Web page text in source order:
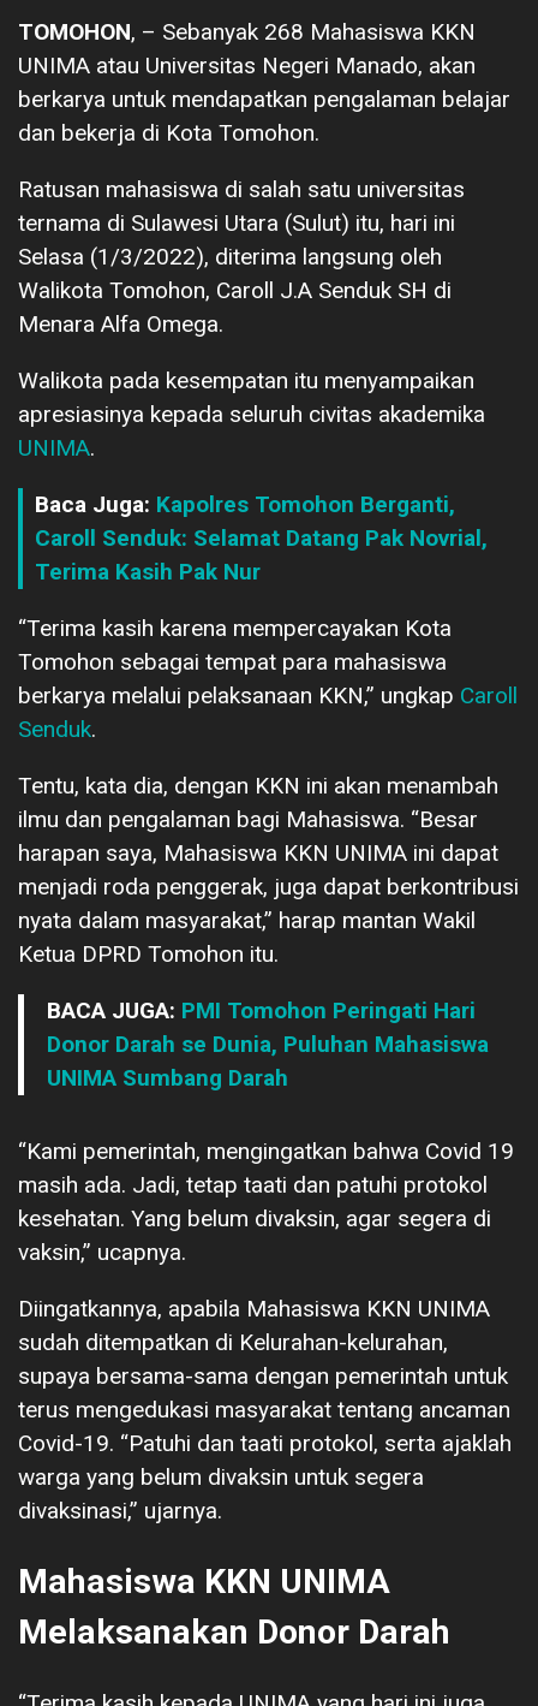
TOMOHON, – Sebanyak 268 Mahasiswa KKN
UNIMA atau Universitas Negeri Manado, akan
berkarya untuk mendapatkan pengalaman belajar
dan bekerja di Kota Tomohon.
Ratusan mahasiswa di salah satu universitas
ternama di Sulawesi Utara (Sulut) itu, hari ini
Selasa (1/3/2022), diterima langsung oleh
Walikota Tomohon, Caroll J.A Senduk SH di
Menara Alfa Omega.
Walikota pada kesempatan itu menyampaikan
apresiasinya kepada seluruh civitas akademika
UNIMA.
Baca Juga: Kapolres Tomohon Berganti,
Caroll Senduk: Selamat Datang Pak Novrial,
Terima Kasih Pak Nur
“Terima kasih karena mempercayakan Kota
Tomohon sebagai tempat para mahasiswa
berkarya melalui pelaksanaan KKN,” ungkap Caroll
Senduk.
Tentu, kata dia, dengan KKN ini akan menambah
ilmu dan pengalaman bagi Mahasiswa. “Besar
harapan saya, Mahasiswa KKN UNIMA ini dapat
menjadi roda penggerak, juga dapat berkontribusi
nyata dalam masyarakat,” harap mantan Wakil
Ketua DPRD Tomohon itu.
BACA JUGA: PMI Tomohon Peringati Hari
Donor Darah se Dunia, Puluhan Mahasiswa
UNIMA Sumbang Darah
“Kami pemerintah, mengingatkan bahwa Covid 19
masih ada. Jadi, tetap taati dan patuhi protokol
kesehatan. Yang belum divaksin, agar segera di
vaksin,” ucapnya.
Diingatkannya, apabila Mahasiswa KKN UNIMA
sudah ditempatkan di Kelurahan-kelurahan,
supaya bersama-sama dengan pemerintah untuk
terus mengedukasi masyarakat tentang ancaman
Covid-19. “Patuhi dan taati protokol, serta ajaklah
warga yang belum divaksin untuk segera
divaksinasi,” ujarnya.
Mahasiswa KKN UNIMA
Melaksanakan Donor Darah